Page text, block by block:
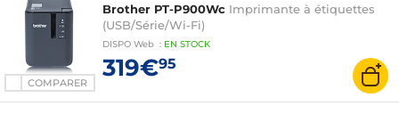
COMPARER
Brother PT-P900Wc Imprimante à étiquettes
(USB/Série/Wi-Fi)
DISPO Web : EN STOCK
319€95